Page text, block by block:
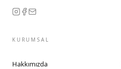
KURUMSAL
Hakkımızda